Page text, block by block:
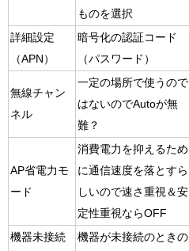
ものを選択
詳細設定
（APN）
暗号化の認証コード
（パスワード）
無線チャン
ネル
一定の場所で使うので
はないのでAutoが無
難？
AP省電力モ
ード
消費電力を抑えるため
に通信速度を落とすら
しいので速さ重視＆安
定性重視ならOFF
機器未接続
機器が未接続のときの